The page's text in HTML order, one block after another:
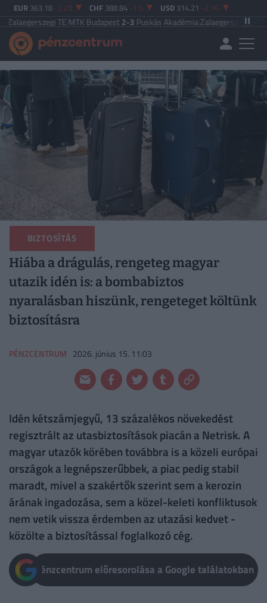
EUR 363.18 -2.23 CHF 388.84 -1.5 USD 314.21 -2.76
TE|MTK Budapest2-3Puskás Akadémia|Zalaegerszegi TE 5-2
BIZTOSÍTÁS
Hiába a drágulás, rengeteg magyar
utazik idén is: a bombabiztos
nyaralásban hiszünk, rengeteget költünk
biztosításra
PÉNZCENTRUM 2026. június 15. 11:03
Idén kétszámjegyű, 13 százalékos növekedést
regisztrált az utasbiztosítások piacán a Netrisk. A
magyar utazók körében továbbra is a közeli európai
országok a legnépszerűbbek, a piac pedig stabil
maradt, mivel a szakértők szerint sem a kerozin
árának ingadozása, sem a közel-keleti konfliktusok
nem vetik vissza érdemben az utazási kedvet -
közölte a biztosítással foglalkozó cég.
Pénzcentrum előresorolása a Google találatokban